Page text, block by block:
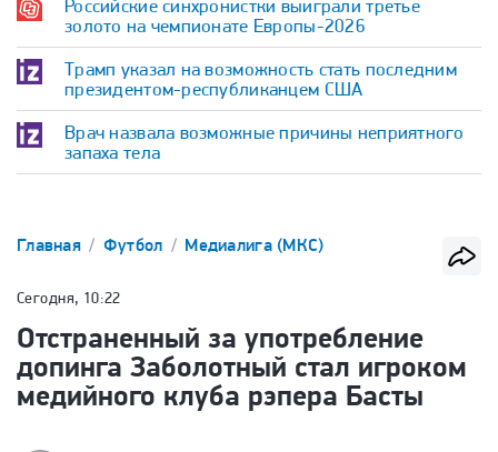
Российские синхронистки выиграли третье
золото на чемпионате Европы-2026
Трамп указал на возможность стать последним
президентом-республиканцем США
Врач назвала возможные причины неприятного
запаха тела
Главная Футбол Медиалига (МКС)
Сегодня, 10:22
Отстраненный за употребление
допинга Заболотный стал игроком
медийного клуба рэпера Басты